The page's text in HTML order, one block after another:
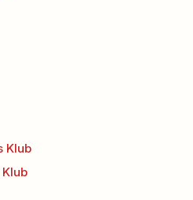
Klub